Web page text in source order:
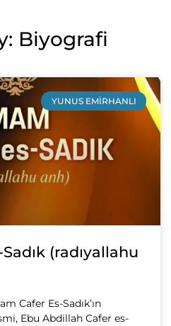
Biyografi
YUNUS EMIRHANLI
(radıyallahu
Cafer Es-Sadık’ın
Ebu Abdillah Cafer es-